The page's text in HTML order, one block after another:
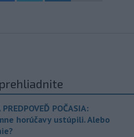
PREDPOVEĎ POČASIA:
horúčavy ustúpili. Alebo